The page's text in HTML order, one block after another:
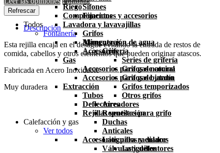
Sifones
Fijaciones y accesorios
Lavadora y lavavajillas
Grifos
Mangueras
Accesorios
Gas
Accesorios para gas natural
Accesorios para gas butano
Extracción
Tubos
Deflectores
Rejillas ventilación
Calefacción y gas
Ver todos
Accesorios para radiador
Válvulas y detentores
Riego
Complementos
Todos
Fontanería
Alimentación de agua
Grifería
Series de grifería
Grifos de cocina
Grifos de jardín
Grifos temporizados
Otros grifos
Aireadores
Repuestos para grifo
Duchas
Anticales
Latiguillos y enlaces
Latiguillos
Descripción
Esta rejilla encaja en el desagüe evitando la entrada de restos de
comida, cabellos y otros elementos que pueden originar atascos.
Fabricada en Acero Inoxidable
Muy duradera